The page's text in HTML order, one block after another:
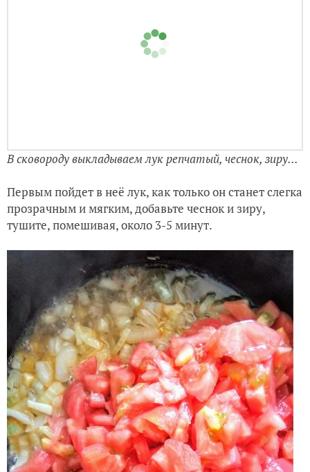
В сковороду выкладываем лук репчатый, чеснок, зиру...
Первым пойдет в неё лук, как только он станет слегка
прозрачным и мягким, добавьте чеснок и зиру,
тушите, помешивая, около 3-5 минут.